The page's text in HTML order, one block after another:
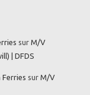
surM/V
| DFDS
Ferries surM/V